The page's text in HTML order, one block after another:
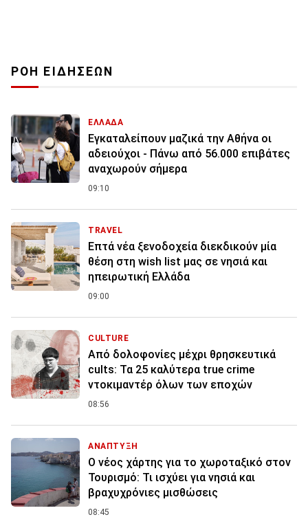
ΡΟΗ ΕΙΔΗΣΕΩΝ
ΕΛΛΑΔΑ
Εγκαταλείπουν μαζικά την Αθήνα οι
αδειούχοι - Πάνω από 56.000 επιβάτες
αναχωρούν σήμερα
09:10
TRAVEL
Επτά νέα ξενοδοχεία διεκδικούν μία
θέση στη wish list μας σε νησιά και
ηπειρωτική Ελλάδα
09:00
CULTURE
Από δολοφονίες μέχρι θρησκευτικά
cults: Τα 25 καλύτερα true crime
ντοκιμαντέρ όλων των εποχών
08:56
ΑΝΑΠΤΥΞΗ
Ο νέος χάρτης για το χωροταξικό στον
Τουρισμό: Τι ισχύει για νησιά και
βραχυχρόνιες μισθώσεις
08:45